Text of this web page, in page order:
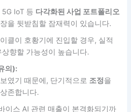
IoT 등 다각화된 사업 포트폴리오
을 뒷받침할 잠재력이 있습니다.
클이 호황기에 진입할 경우, 실적
향할 가능성이 높습니다.
의):
였기 때문에, 단기적으로 조정을
존합니다.
이스 AI 관련 매출이 본격화되기까